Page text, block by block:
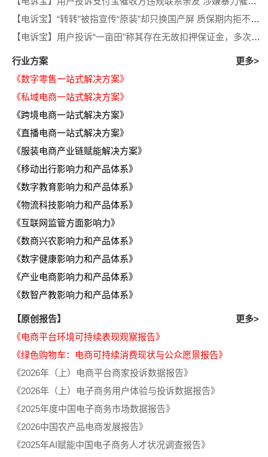
【电诉宝】“转转”被指宣传“原装”却只换国产屏 质保期内拒不履行售后义务
【电诉宝】用户投诉“一亩田”称其存在无故扣押保证金，多次退款遭推诿等问题
行业方案
更多>
《数字零售一站式解决方案》
《私域电商一站式解决方案》
《跨境电商一站式解决方案》
《直播电商一站式解决方案》
《服装电商产业链赋能解决方案》
《移动出行影响力和产品体系》
《数字教育影响力和产品体系》
《物流科技影响力和产品体系》
《互联网监管方面影响力》
《数商兴农影响力和产品体系》
《数字健康影响力和产品体系》
《产业电商影响力和产品体系》
《数智产教影响力和产品体系》
【原创报告】
更多>
《电商平台环境可持续表现观察报告》
《绿色购物车：电商可持续消费现状与公众愿景报告》
《2026年（上）电商平台商家投诉数据报告》
《2026年（上）电子商务用户体验与投诉数据报告》
《2025年度中国电子商务市场数据报告》
《2026中国农产品电商发展报告》
《2025年AI赋能中国电子商务人才状况调查报告》